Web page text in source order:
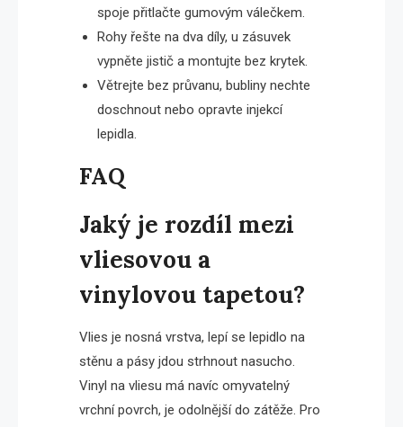
spoje přitlačte gumovým válečkem.
Rohy řešte na dva díly, u zásuvek
vypněte jistič a montujte bez krytek.
Větrejte bez průvanu, bubliny nechte
doschnout nebo opravte injekcí
lepidla.
FAQ
Jaký je rozdíl mezi
vliesovou a
vinylovou tapetou?
Vlies je nosná vrstva, lepí se lepidlo na
stěnu a pásy jdou strhnout nasucho.
Vinyl na vliesu má navíc omyvatelný
vrchní povrch, je odolnější do zátěže. Pro